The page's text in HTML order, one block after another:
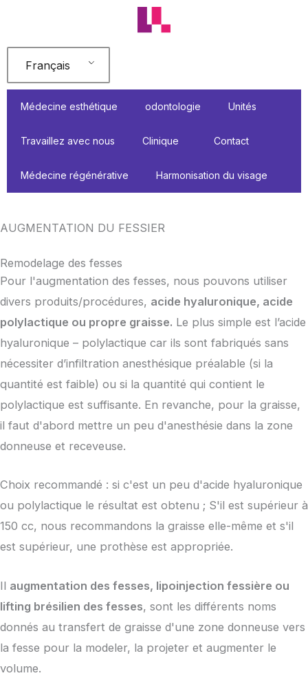
contenu
Français
Médecine esthétique odontologie Unités
Travaillez avec nous Clinique Contact
Médecine régénérative Harmonisation du visage
AUGMENTATION DU FESSIER
Remodelage des fesses
Pour l'augmentation des fesses, nous pouvons utiliser
divers produits/procédures, acide hyaluronique, acide
polylactique ou propre graisse. Le plus simple est l’acide
hyaluronique – polylactique car ils sont fabriqués sans
nécessiter d’infiltration anesthésique préalable (si la
quantité est faible) ou si la quantité qui contient le
polylactique est suffisante. En revanche, pour la graisse,
il faut d'abord mettre un peu d'anesthésie dans la zone
donneuse et receveuse.
Choix recommandé : si c'est un peu d'acide hyaluronique
ou polylactique le résultat est obtenu ; S'il est supérieur à
150 cc, nous recommandons la graisse elle-même et s'il
est supérieur, une prothèse est appropriée.
Il augmentation des fesses, lipoinjection fessière ou
lifting brésilien des fesses, sont les différents noms
donnés au transfert de graisse d'une zone donneuse vers
la fesse pour la modeler, la projeter et augmenter le
volume.